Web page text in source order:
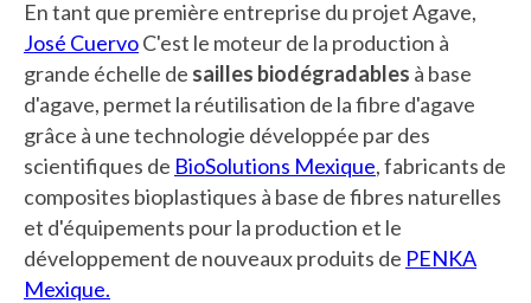
En tant que première entreprise du projet Agave,
José CuervoC'est le moteur de la production à
grande échelle de sailles biodégradables à base
d'agave, permet la réutilisation de la fibre d'agave
grâce à une technologie développée par des
scientifiques de BioSolutions Mexique, fabricants de
composites bioplastiques à base de fibres naturelles
et d'équipements pour la production et le
développement de nouveaux produits de PENKA
Mexique.